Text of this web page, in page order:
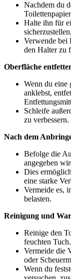
Nachdem du
Halte ihn für
Verwende bei
den Halter zu
Oberfläche
Wenn du eine
anklebst,
Schleife
zu verbessern.
Nach dem
Befolge die
angegeben
Dies
eine starke
Vermeide es,
belasten.
Reinigung und
Reinige den
feuchten Tuch.
Vermeide die
oder
Wenn du